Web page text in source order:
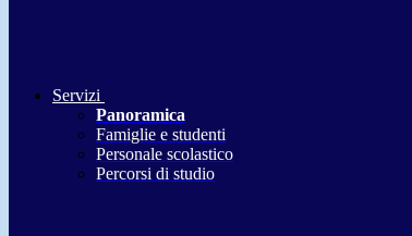
Servizi
Panoramica
Famiglie e studenti
Personale scolastico
Percorsi di studio